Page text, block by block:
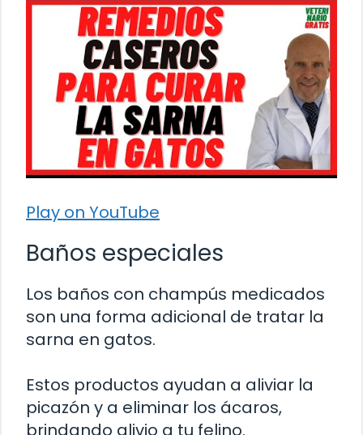
Play on YouTube
Baños especiales
Los baños con champús medicados
son una forma adicional de tratar la
sarna en gatos.
Estos productos ayudan a aliviar la
picazón y a eliminar los ácaros,
brindando alivio a tu felino.